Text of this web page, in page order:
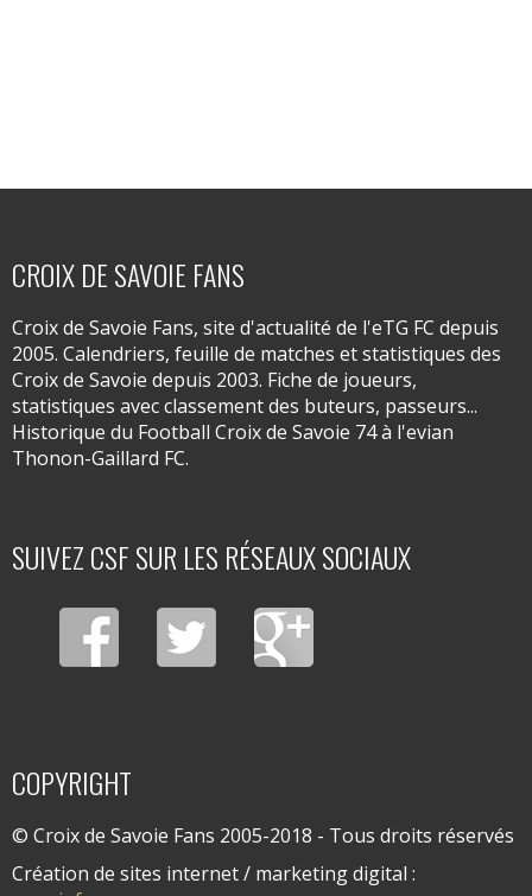
CROIX DE SAVOIE FANS
Croix de Savoie Fans, site d'actualité de l'eTG FC depuis
2005. Calendriers, feuille de matches et statistiques des
Croix de Savoie depuis 2003. Fiche de joueurs,
statistiques avec classement des buteurs, passeurs...
Historique du Football Croix de Savoie 74 à l'evian
Thonon-Gaillard FC.
SUIVEZ CSF SUR LES RÉSEAUX SOCIAUX
COPYRIGHT
© Croix de Savoie Fans 2005-2018 - Tous droits réservés
Création de sites internet / marketing digital :